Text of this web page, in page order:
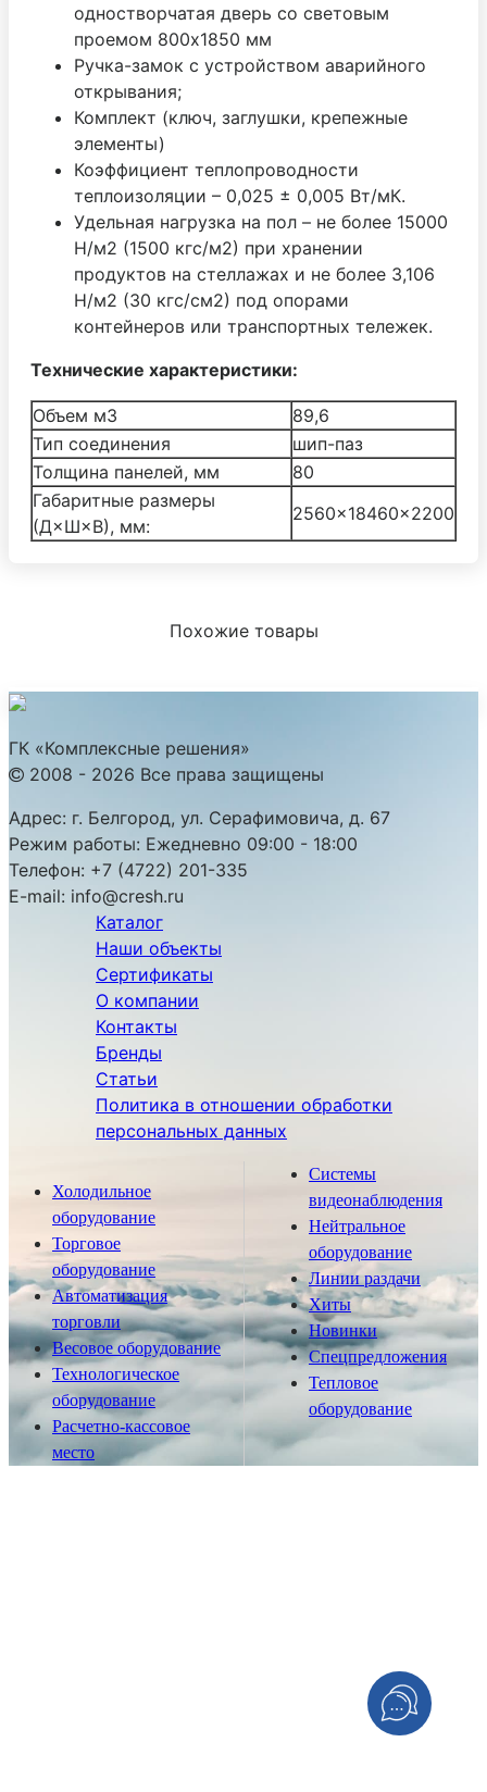
одностворчатая дверь со световым
проемом 800х1850 мм
Ручка-замок с устройством аварийного
открывания;
Комплект (ключ, заглушки, крепежные
элементы)
Коэффициент теплопроводности
теплоизоляции – 0,025 ± 0,005 Вт/мК.
Удельная нагрузка на пол – не более 15000
Н/м2 (1500 кгс/м2) при хранении
продуктов на стеллажах и не более 3,106
Н/м2 (30 кгс/см2) под опорами
контейнеров или транспортных тележек.
Технические характеристики:
Объем м3
89,6
Тип соединения
шип-паз
Толщина панелей, мм
80
Габаритные размеры
(Д×Ш×В), мм:
2560×18460×2200
Похожие товары
ГК «Комплексные решения»
2008 - 2026 Все права защищены
Адрес: г. Белгород, ул. Серафимовича, д. 67
Режим работы: Ежедневно 09:00 - 18:00
Телефон: +7 (4722) 201-335
E-mail: info@cresh.ru
Каталог
Наши объекты
Сертификаты
О компании
Контакты
Бренды
Статьи
Политика в отношении обработки
персональных данных
Холодильное
оборудование
Торговое
оборудование
Автоматизация
торговли
Весовое оборудование
Технологическое
оборудование
Расчетно-кассовое
место
Системы
видеонаблюдения
Нейтральное
оборудование
Линии раздачи
Хиты
Новинки
Спецпредложения
Тепловое
оборудование